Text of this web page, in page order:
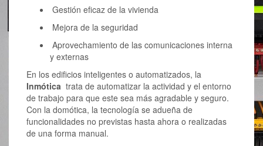
Gestión eficaz de la vivienda
Mejora de la seguridad
Aprovechamiento de las comunicaciones interna
y externas
En los edificios inteligentes o automatizados, la
Inmótica trata de automatizar la actividad y el entorno
de trabajo para que este sea más agradable y seguro.
Con la domótica, la tecnología se adueña de
funcionalidades no previstas hasta ahora o realizadas
de una forma manual.